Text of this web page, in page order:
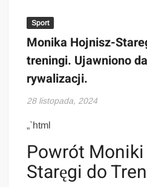
Sport
Monika Hojnisz-
treningi. Ujawniono
rywalizacji.
28 listopada, 2024
„`html
Powrót
Staręgi do